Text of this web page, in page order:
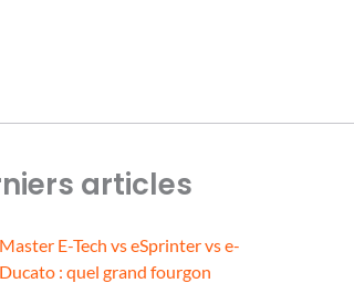
articles
Master E-Tech vs eSprinter vs e-
Ducato : quel grand fourgon